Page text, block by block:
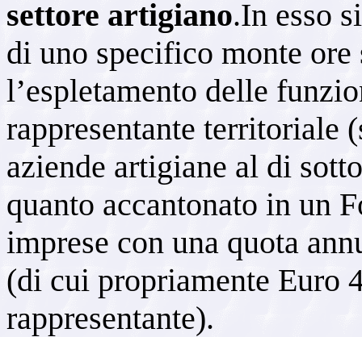
settore artigiano.In esso
di uno specifico monte
l’espletamento delle
rappresentante territoriale
aziende artigiane al di
quanto accantonato in un
imprese con una quota
(di cui propriamente Euro
rappresentante).